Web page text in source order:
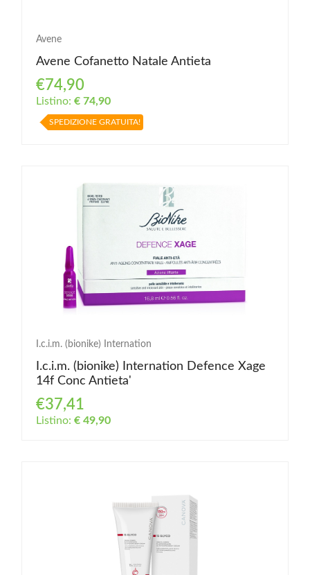
Avene
Avene Cofanetto Natale Antieta
€74,90
Listino: € 74,90
SPEDIZIONE GRATUITA!
I.c.i.m. (bionike) Internation
I.c.i.m. (bionike) Internation Defence Xage
14f Conc Antieta'
€37,41
Listino: € 49,90